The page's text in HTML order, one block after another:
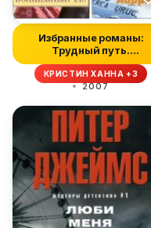
Избранные романы:
Трудный путь.
Волшебный час. Про...
КРИСТИН ХАННА +3
2007